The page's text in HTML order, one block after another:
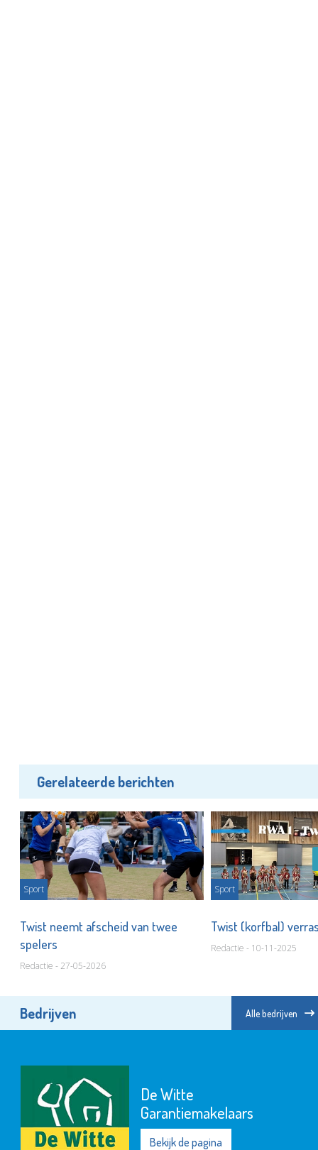
Gerelateerde berichten
Sport
Twist neemt afscheid van twee
spelers
Redactie - 27-05-2026
Sport
Twist (korfbal)
Redactie - 10-11-2025
Bedrijven Alle bedrijven
De Witte
Garantiemakelaars
Bekijk de pagina